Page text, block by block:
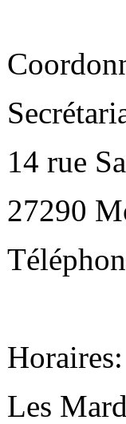
14 rue
27290
Horaires:
Les